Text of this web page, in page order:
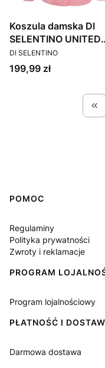
Koszula damska DI
SELENTINO UNITED
STATES / SLIM
PRODUCENT
DI SELENTINO
Cena
199,99 zł
Linki w stopce
POMOC
Regulaminy
Polityka prywatności
Zwroty i reklamacje
PROGRAM
Program lojalnościowy
PŁATNOŚĆ I
Darmowa dostawa